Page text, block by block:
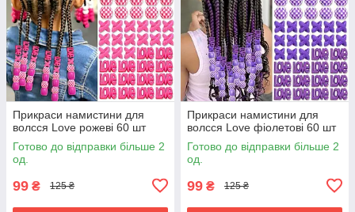
Прикраси намистини для
волсся Love рожеві 60 шт
Готово до відправки більше 2
од.
99 ₴ 125 ₴
Прикраси намистини для
волсся Love фіолетові 60 шт
Готово до відправки більше 2
од.
99 ₴ 125 ₴